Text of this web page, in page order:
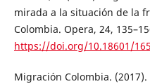
mirada a la situación de la
Colombia. Opera, 24,
https://doi.org/10.18601/
Migración Colombia.